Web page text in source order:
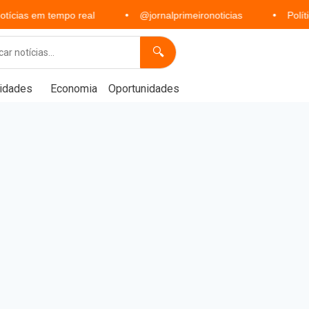
tempo real @jornalprimeironoticias Política,
🔍
Economia Oportunidades